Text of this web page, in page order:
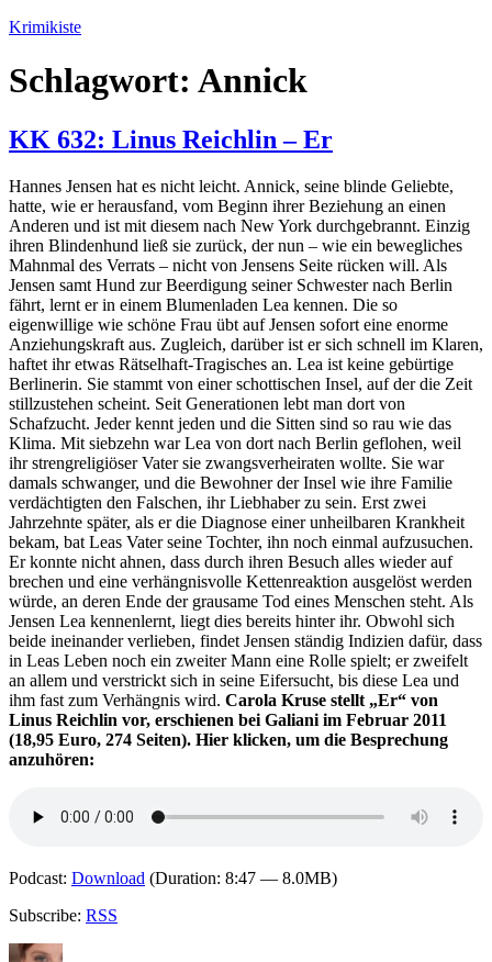
Zum
springen
Krimikiste
Schlagwort: Annick
KK 632: Linus Reichlin – Er
Hannes Jensen hat es nicht leicht. Annick, seine blinde Geliebte,
hatte, wie er herausfand, vom Beginn ihrer Beziehung an einen
Anderen und ist mit diesem nach New York durchgebrannt. Einzig
ihren Blindenhund ließ sie zurück, der nun – wie ein bewegliches
Mahnmal des Verrats – nicht von Jensens Seite rücken will. Als
Jensen samt Hund zur Beerdigung seiner Schwester nach Berlin
fährt, lernt er in einem Blumenladen Lea kennen. Die so
eigenwillige wie schöne Frau übt auf Jensen sofort eine enorme
Anziehungskraft aus. Zugleich, darüber ist er sich schnell im Klaren,
haftet ihr etwas Rätselhaft-Tragisches an. Lea ist keine gebürtige
Berlinerin. Sie stammt von einer schottischen Insel, auf der die Zeit
stillzustehen scheint. Seit Generationen lebt man dort von
Schafzucht. Jeder kennt jeden und die Sitten sind so rau wie das
Klima. Mit siebzehn war Lea von dort nach Berlin geflohen, weil
ihr strengreligiöser Vater sie zwangsverheiraten wollte. Sie war
damals schwanger, und die Bewohner der Insel wie ihre Familie
verdächtigten den Falschen, ihr Liebhaber zu sein. Erst zwei
Jahrzehnte später, als er die Diagnose einer unheilbaren Krankheit
bekam, bat Leas Vater seine Tochter, ihn noch einmal aufzusuchen.
Er konnte nicht ahnen, dass durch ihren Besuch alles wieder auf
brechen und eine verhängnisvolle Kettenreaktion ausgelöst werden
würde, an deren Ende der grausame Tod eines Menschen steht. Als
Jensen Lea kennenlernt, liegt dies bereits hinter ihr. Obwohl sich
beide ineinander verlieben, findet Jensen ständig Indizien dafür, dass
in Leas Leben noch ein zweiter Mann eine Rolle spielt; er zweifelt
an allem und verstrickt sich in seine Eifersucht, bis diese Lea und
ihm fast zum Verhängnis wird. Carola Kruse stellt „Er“ von
Linus Reichlin vor, erschienen bei Galiani im Februar 2011
(18,95 Euro, 274 Seiten). Hier klicken, um die Besprechung
anzuhören:
Podcast: Download (Duration: 8:47 — 8.0MB)
Subscribe: RSS
Autor